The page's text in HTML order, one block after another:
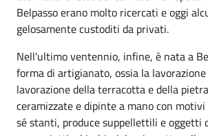
Belpasso erano molto ricercati e oggi
gelosamente custoditi da privati.
Nell'ultimo ventennio, infine, è nata a
forma di artigianato, ossia la
lavorazione della terracotta e della
ceramizzate e dipinte a mano con
sé stanti, produce suppellettili e oggetti